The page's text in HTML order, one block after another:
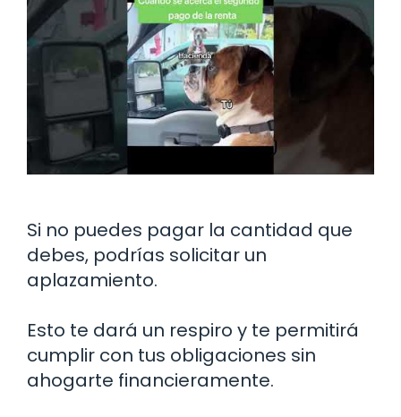
Si no puedes pagar la cantidad que
debes, podrías solicitar un
aplazamiento.
Esto te dará un respiro y te permitirá
cumplir con tus obligaciones sin
ahogarte financieramente.